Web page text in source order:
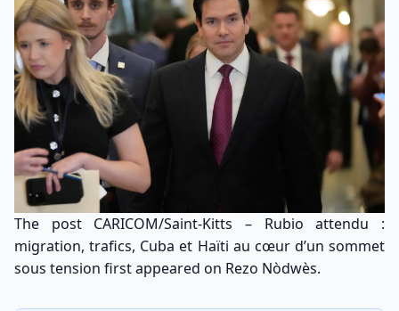
The post CARICOM/Saint-Kitts – Rubio attendu :
migration, trafics, Cuba et Haïti au cœur d’un sommet
sous tension first appeared on Rezo Nòdwès.